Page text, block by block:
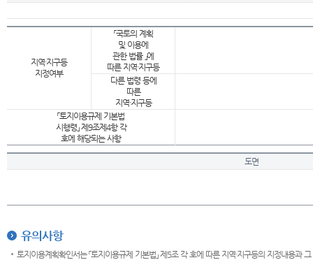
지역·지구등
지정여부
「국토의 계획
및 이용에
관한 법률 」에
따른 지역·지구등
다른 법령 등에
따른
지역·지구등
「토지이용규제 기본법
시행령」 제9조제4항 각
호에 해당되는 사항
도면
유의사항
토지이용계획확인서는 「토지이용규제 기본법」 제5조 각 호에 따른 지역·지구등의 지정내용